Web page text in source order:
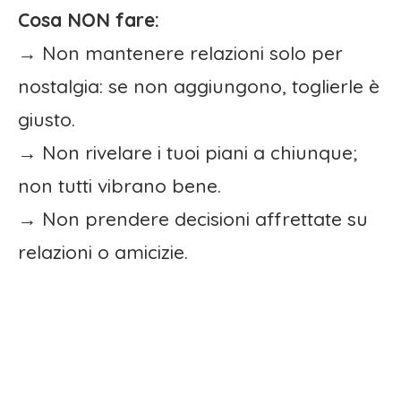
Cosa NON fare:
→ Non mantenere relazioni solo per
nostalgia: se non aggiungono, toglierle è
giusto.
→ Non rivelare i tuoi piani a chiunque;
non tutti vibrano bene.
→ Non prendere decisioni affrettate su
relazioni o amicizie.